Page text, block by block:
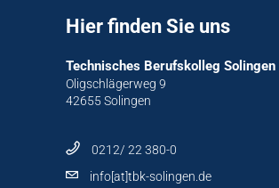
Hier finden Sie uns
Technisches Berufskolleg Solingen
Oligschlägerweg 9
42655 Solingen
0212/ 22 380-0
info[at]tbk-solingen.de